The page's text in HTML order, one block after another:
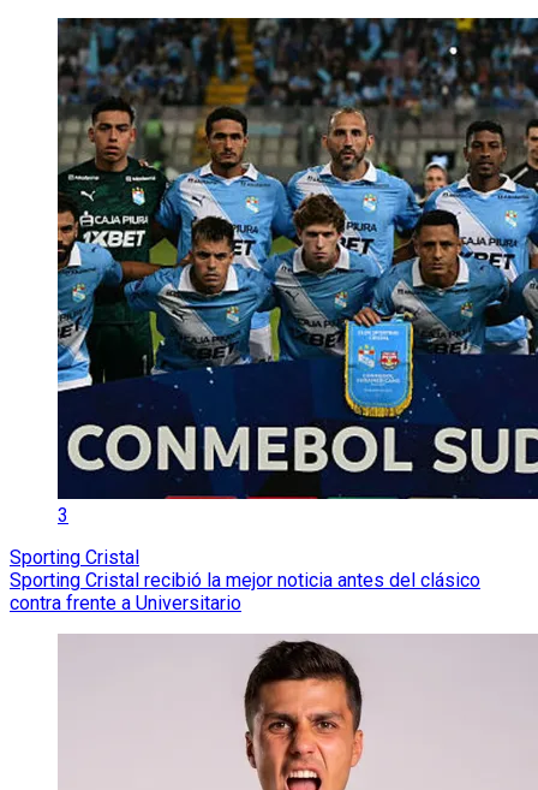
3
Sporting Cristal
Sporting Cristal recibió la mejor noticia antes del clásico
contra frente a Universitario